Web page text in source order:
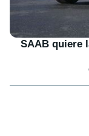
SAAB quiere